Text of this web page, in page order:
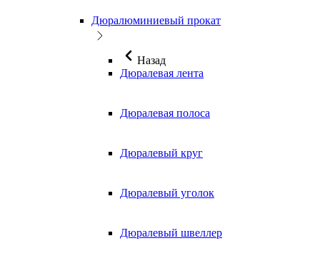
Дюралюминиевый прокат
Назад
Дюралевая лента
Дюралевая полоса
Дюралевый круг
Дюралевый уголок
Дюралевый швеллер